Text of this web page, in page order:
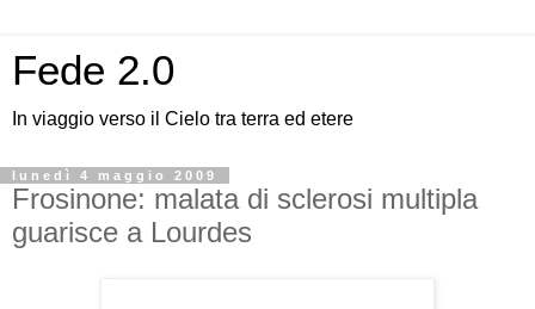
Fede 2.0
In viaggio verso il Cielo tra terra ed etere
lunedì 4 maggio 2009
Frosinone: malata di sclerosi multipla
guarisce a Lourdes